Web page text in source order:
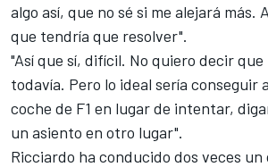
algo así, que no sé si me alejará más.
que tendría que resolver".
"Así que sí, difícil. No quiero decir que
todavía. Pero lo ideal sería conseguir
coche de F1 en lugar de intentar,
un asiento en otro lugar".
Ricciardo ha conducido dos veces un